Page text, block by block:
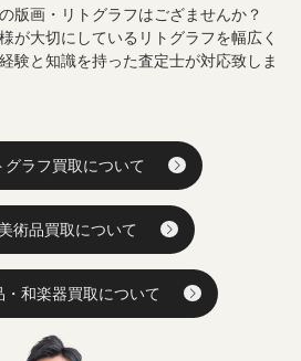
版画・リトグラフはござませんか？
が大切にしているリトグラフを幅広く
験と知識を持った査定士が対応致しま
グラフ買取について
術品買取について
和楽器買取について